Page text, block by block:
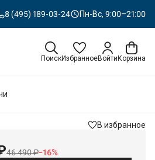
8 (495) 189-03-24 Пн-Вс, 9:00–21:00
ПоискИзбранноеВойти Корзина
В избранное
46 490 ₽−16%